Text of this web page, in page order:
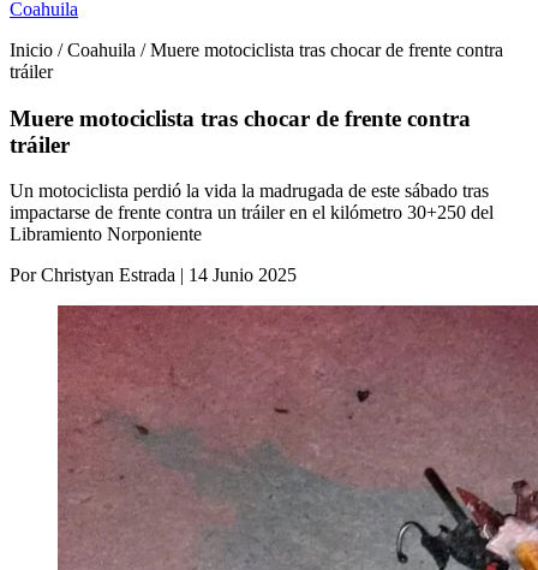
Coahuila
Inicio / Coahuila / Muere motociclista tras chocar de frente contra
tráiler
Muere motociclista tras chocar de frente contra
tráiler
Un motociclista perdió la vida la madrugada de este sábado tras
impactarse de frente contra un tráiler en el kilómetro 30+250 del
Libramiento Norponiente
Por Christyan Estrada | 14 Junio 2025